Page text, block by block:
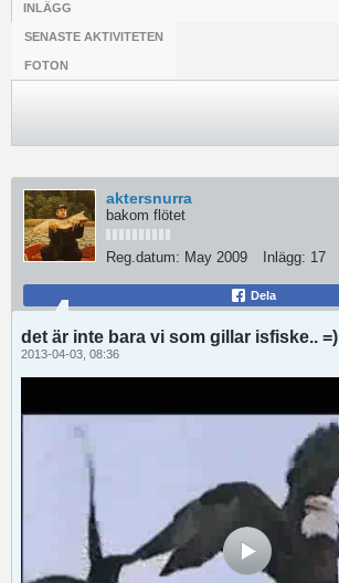
INLÄGG
SENASTE AKTIVITETEN
FOTON
aktersnurra
bakom flötet
Reg.datum: May 2009 Inlägg: 17
Dela
det är inte bara vi som gillar isfiske.. =)
2013-04-03, 08:36